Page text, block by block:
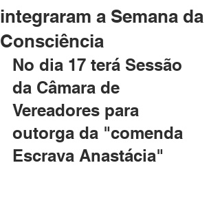
integraram a Semana da
Consciência
No dia 17 terá Sessão
da Câmara de
Vereadores para
outorga da "comenda
Escrava Anastácia"